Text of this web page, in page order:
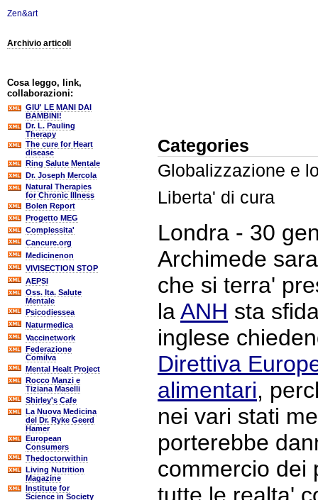
Zen&art
Archivio articoli
Cosa leggo, link,
collaborazioni:
GIU' LE MANI DAI
BAMBINI!
Dr. L. Pauling
Therapy
The cure for Heart
disease
Ring Salute Mentale
Dr. Joseph Mercola
Natural Therapies
for Chronic Illness
Bolen Report
Progetto MEG
Complessita'
Cancure.org
Medicinenon
VIVISECTION STOP
AEPSI
Oss. Ita. Salute
Mentale
Psicodiessea
Naturmedica
Vaccinetwork
Federazione
Comilva
Mental Healt Project
Rocco Manzi e
Tiziana Maselli
Shirley's Cafe
La Nuova Medicina
del Dr. Ryke Geerd
Hamer
European
Consumers
Thedoctorwithin
Living Nutrition
Magazine
Institute for
Science in Society
Categories
Globalizzazione e
Liberta' di cura
Londra - 30
Archimede
che si terra'
laANH sta
inglese
Direttiva
alimentari,
nei vari stati
porterebbe
commercio dei